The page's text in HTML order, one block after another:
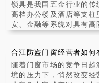
通过了解防火门在建
锁具是我国五金行业的
高档办公楼及酒店等支
安、金融等系统对具有
锁具产业在我国呈现出
合江防盗门窗经营者如何
随着门窗市场的竞争日
境的压力下，悄然改变